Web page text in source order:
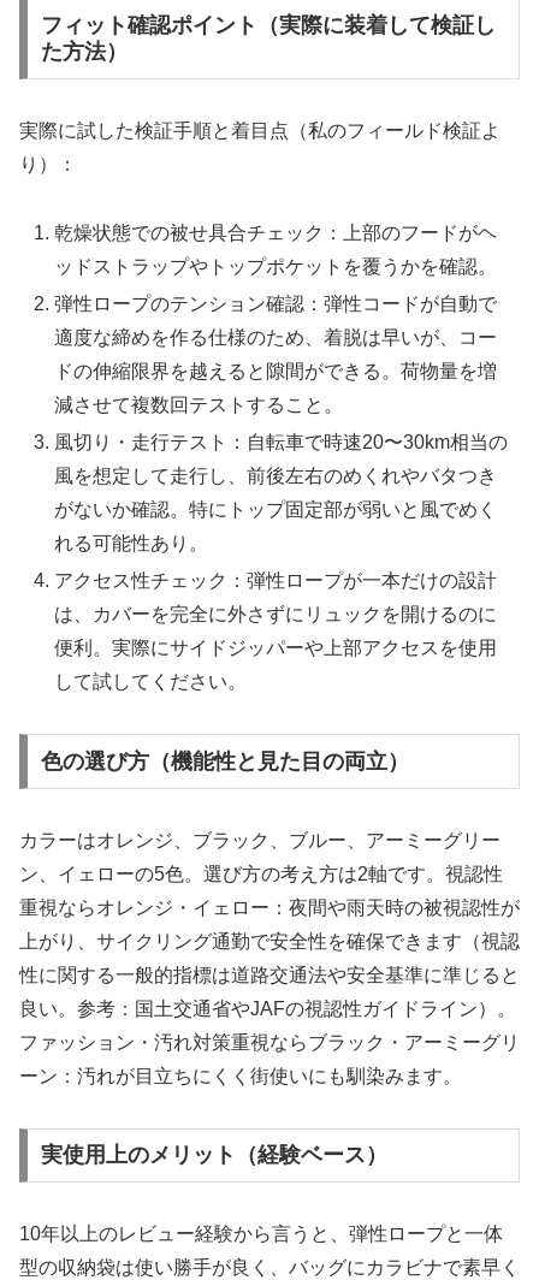
フィット確認ポイント（実際に装着して検証し
た方法）
実際に試した検証手順と着目点（私のフィールド検証よ
り）：
乾燥状態での被せ具合チェック：上部のフードがヘ
ッドストラップやトップポケットを覆うかを確認。
弾性ロープのテンション確認：弾性コードが自動で
適度な締めを作る仕様のため、着脱は早いが、コー
ドの伸縮限界を越えると隙間ができる。荷物量を増
減させて複数回テストすること。
風切り・走行テスト：自転車で時速20〜30km相当の
風を想定して走行し、前後左右のめくれやバタつき
がないか確認。特にトップ固定部が弱いと風でめく
れる可能性あり。
アクセス性チェック：弾性ロープが一本だけの設計
は、カバーを完全に外さずにリュックを開けるのに
便利。実際にサイドジッパーや上部アクセスを使用
して試してください。
色の選び方（機能性と見た目の両立）
カラーはオレンジ、ブラック、ブルー、アーミーグリー
ン、イェローの5色。選び方の考え方は2軸です。視認性
重視ならオレンジ・イェロー：夜間や雨天時の被視認性が
上がり、サイクリング通勤で安全性を確保できます（視認
性に関する一般的指標は道路交通法や安全基準に準じると
良い。参考：国土交通省やJAFの視認性ガイドライン）。
ファッション・汚れ対策重視ならブラック・アーミーグリ
ーン：汚れが目立ちにくく街使いにも馴染みます。
実使用上のメリット（経験ベース）
10年以上のレビュー経験から言うと、弾性ロープと一体
型の収納袋は使い勝手が良く、バッグにカラビナで素早く